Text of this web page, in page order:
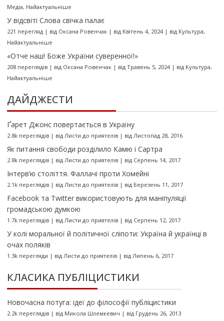
Медіа, Найактуальніше
У відсвіті Слова свічка палає
221 перегляд | від Оксана Ровенчак| від Квітень 4, 2024| від Культура,
Найактуальніше
«Отче наш! Боже України суверенної!»
208 переглядів| від Оксана Ровенчак| від Травень 5, 2024| від Культура,
Найактуальніше
ДАЙДЖЕСТИ
Ґарет Джонс повертається в Україну
2.8k переглядів| від Листи до приятелів| від Листопад 28, 2016
Як питання свободи розділило Камю і Сартра
2.8k переглядів| від Листи до приятелів| від Серпень 14, 2017
Інтерв’ю століття. Фаллачі проти Хомейні
2.1k переглядів| від Листи до приятелів| від Березень 11, 2017
Facebook та Twitter використовують для маніпуляції
громадською думкою
1.7k переглядів| від Листи до приятелів| від Серпень 12, 2017
У колі моральної й політичної сліпоти: Україна й українці в
очах поляків
1.3k перегляди | від Листи до приятелів| від Липень 6, 2017
КЛАСИКА ПУБЛІЦИСТИКИ
Новочасна потуга: ідеї до філософії публіцистики
2.2k переглядів| від Микола Шлемкевич | від Грудень 26, 2013